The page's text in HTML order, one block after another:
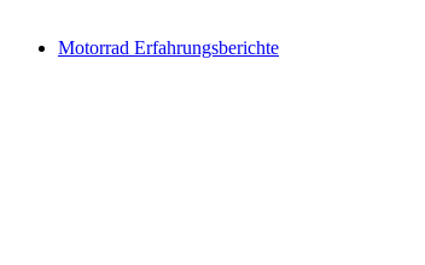
Motorrad Erfahrungsberichte